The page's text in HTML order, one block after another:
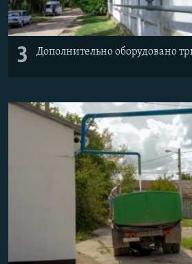
3 Дополнительно оборудовано